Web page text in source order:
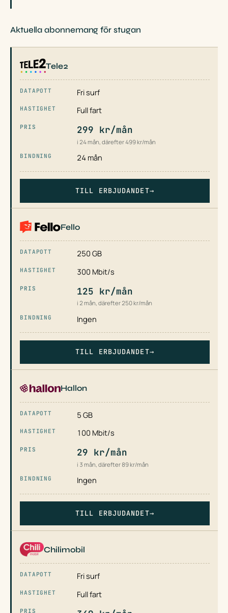
Aktuella abonnemang för stugan
Tele2
Fri surf
Full fart
299 kr/mån
i 24 mån, därefter 499 kr/mån
24 mån
TILL ERBJUDANDET→
Fello
250 GB
300 Mbit/s
125 kr/mån
i 2 mån, därefter 250 kr/mån
Ingen
TILL ERBJUDANDET→
Hallon
5 GB
100 Mbit/s
29 kr/mån
i 3 mån, därefter 89 kr/mån
Ingen
TILL ERBJUDANDET→
Chilimobil
Fri surf
Full fart